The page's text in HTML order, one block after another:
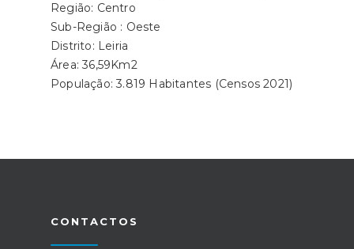
Região: Centro
Sub-Região : Oeste
Distrito: Leiria
Área: 36,59Km2
População: 3.819 Habitantes (Censos 2021)
CONTACTOS